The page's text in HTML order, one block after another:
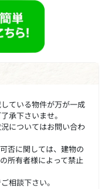
ている物件が万が一成
承下さいませ。
についてはお問い合わ
否に関しては、建物の
所有者様によって禁止
相談下さい。